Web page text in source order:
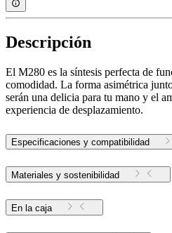
Descripción
El M280 es la síntesis perfecta de
comodidad. La forma asimétrica
serán una delicia para tu mano y el
experiencia de desplazamiento.
Especificaciones y compatibilidad
Materiales y sostenibilidad
En la caja